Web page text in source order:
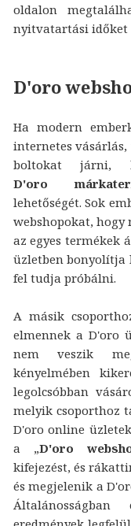
oldalon
nyitvatartási időket
D'oro
Ha modern
internetes vásárlás,
boltokat járni,
D'oro
lehetőségét. Sok
webshopokat, hogy
az egyes termékek
üzletben bonyolítja
fel tudja próbálni.
A másik
elmennek a D'oro
nem veszik
kényelmében
legolcsóbban
melyik csoporthoz
D'oro online
a „D'oro
kifejezést, és
és megjelenik a